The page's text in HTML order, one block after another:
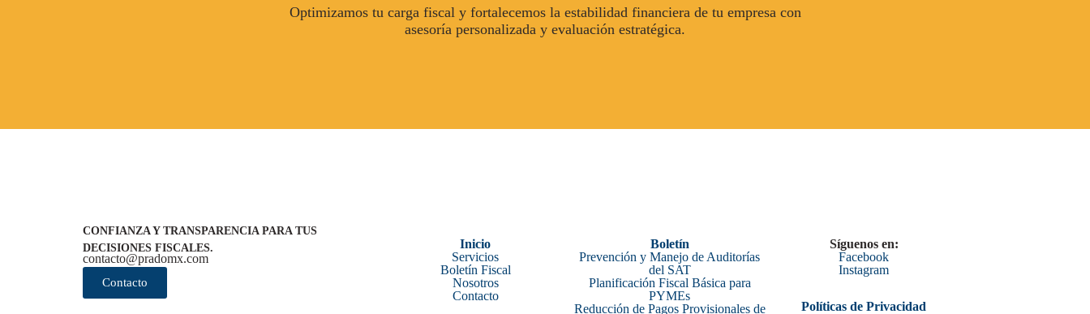
Optimizamos tu carga fiscal y fortalecemos la estabilidad financiera de tu empresa con
asesoría personalizada y evaluación estratégica.
CONFIANZA Y TRANSPARENCIA PARA TUS
DECISIONES FISCALES.
contacto@pradomx.com
Contacto
Inicio
Servicios
Boletín Fiscal
Nosotros
Contacto
Boletín
Prevención y Manejo de Auditorías
del SAT
Planificación Fiscal Básica para
PYMEs
Reducción de Pagos Provisionales de
Síguenos en:
Facebook
Instagram
Políticas de Privacidad